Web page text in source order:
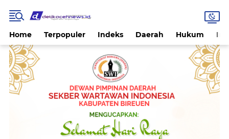
Home Terpopuler Indeks Daerah Hukum